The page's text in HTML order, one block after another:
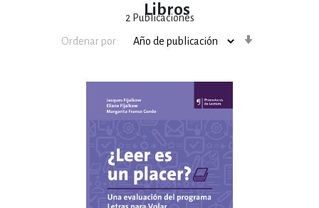
Libros
2 Publicaciones
Ordenar por